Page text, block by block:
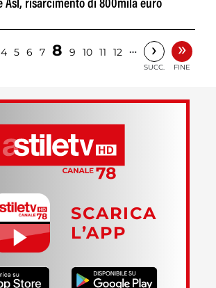
Asl, risarcimento di 800mila euro
4 5 6 7 8 9 10 11 12 … ›
SUCC.
»
FINE
SCARICA
L’APP